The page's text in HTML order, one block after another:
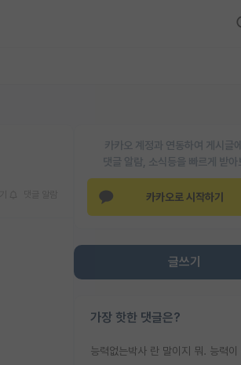
카카오 계정과 연동하여 게시글
댓글 알람, 소식등을 빠르게 받아
카카오로 시작하기
글쓰기
가장 핫한 댓글은?